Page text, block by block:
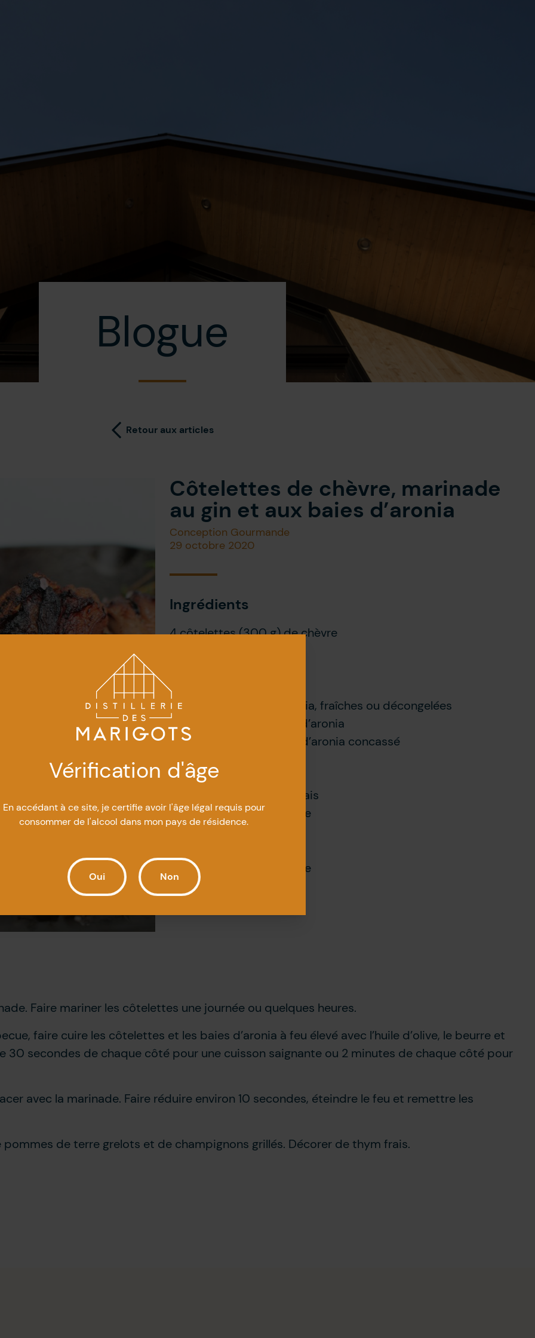
Blogue
Retour aux articles
Côtelettes de chèvre, marinade
au gin et aux baies d’aronia
Conception Gourmande
29 octobre 2020
Ingrédients
4 côtelettes (300 g) de chèvre
1/2 tasse de gin Récif
1/3 tasse de baies d’aronia, fraîches ou décongelées
2 c. à soupe de vinaigre d’aronia
1/2 c. à soupe de poivre d’aronia concassé
Sel, au goût
1 gousse d’ail hachée
1/2 c. à soupe de thym frais
2 c. à soupe d’huile d’olive
2 c. à soupe d’huile d’olive
1 noix de beurre
Faire mariner les côtelettes une journée ou quelques heures.
faire cuire les côtelettes et les baies d’aronia à feu élevé avec l’huile d’olive, le beurre et
30 secondes de chaque côté pour une cuisson saignante ou 2 minutes de chaque côté pour
avec la marinade. Faire réduire environ 10 secondes, éteindre le feu et remettre les
de terre grelots et de champignons grillés. Décorer de thym frais.
Vérification d'âge
En accédant à ce site, je certifie avoir l'âge légal requis pour
consommer de l'alcool dans mon pays de résidence.
Oui Non